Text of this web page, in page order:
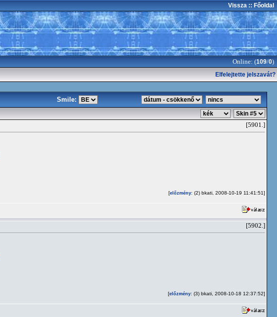
Vissza :: Főoldal
Online: (109/0)
Elfelejtette jelszavát?
Smile:
[5901.]
[előzmény: (2) bkati, 2008-10-19 11:41:51]
[5902.]
[előzmény: (3) bkati, 2008-10-18 12:37:52]